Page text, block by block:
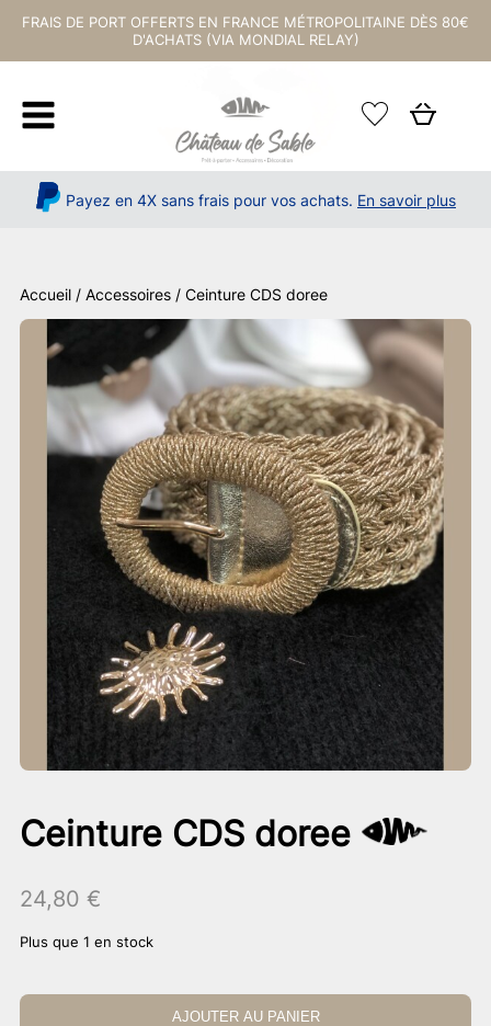
FRAIS DE PORT OFFERTS EN FRANCE MÉTROPOLITAINE DÈS 80€
D'ACHATS (VIA MONDIAL RELAY)
Payez en 4X sans frais pour vos achats. En savoir plus
Accueil / Accessoires / Ceinture CDS doree
Ceinture CDS doree
24,80 €
Plus que 1 en stock
AJOUTER AU PANIER